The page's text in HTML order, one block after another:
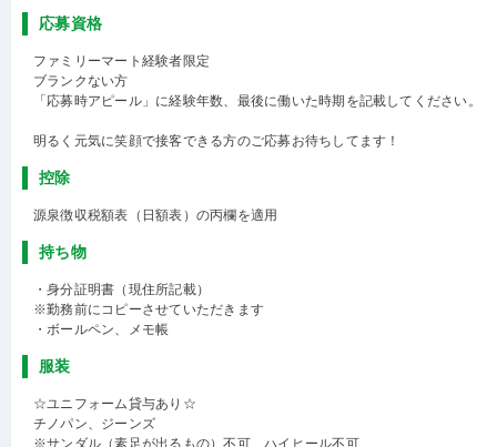
応募資格
ファミリーマート経験者限定
ブランクない方
「応募時アピール」に経験年数、最後に働いた時期を記載してください。
明るく元気に笑顔で接客できる方のご応募お待ちしてます！
控除
源泉徴収税額表（日額表）の丙欄を適用
持ち物
・身分証明書（現住所記載）
※勤務前にコピーさせていただきます
・ボールペン、メモ帳
服装
☆ユニフォーム貸与あり☆
チノパン、ジーンズ
※サンダル（素足が出るもの）不可、ハイヒール不可